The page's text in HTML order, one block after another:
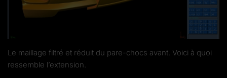
Le maillage filtré et réduit du pare-chocs avant. Voici à quoi
ressemble l’extension.